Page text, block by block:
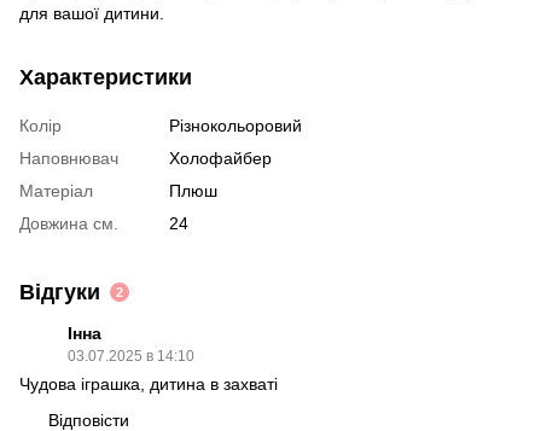
для вашої дитини.
Характеристики
Колір
Різнокольоровий
Наповнювач
Холофайбер
Матеріал
Плюш
Довжина см.
24
Відгуки 2
Інна
03.07.2025 в 14:10
Чудова іграшка, дитина в захваті
Відповісти